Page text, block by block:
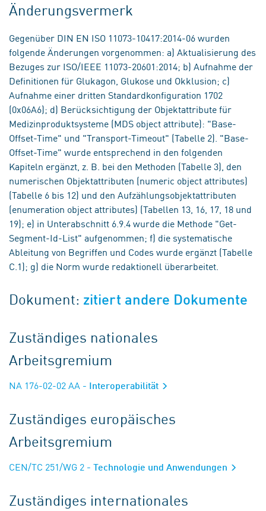
Änderungsvermerk
Gegenüber DIN EN ISO 11073-10417:2014-06 wurden
folgende Änderungen vorgenommen: a) Aktualisierung des
Bezuges zur ISO/IEEE 11073-20601:2014; b) Aufnahme der
Definitionen für Glukagon, Glukose und Okklusion; c)
Aufnahme einer dritten Standardkonfiguration 1702
(0x06A6); d) Berücksichtigung der Objektattribute für
Medizinproduktsysteme (MDS object attribute): "Base-
Offset-Time" und "Transport-Timeout" (Tabelle 2). "Base-
Offset-Time" wurde entsprechend in den folgenden
Kapiteln ergänzt, z. B. bei den Methoden (Tabelle 3), den
numerischen Objektattributen (numeric object attributes)
(Tabelle 6 bis 12) und den Aufzählungsobjektattributen
(enumeration object attributes) (Tabellen 13, 16, 17, 18 und
19); e) in Unterabschnitt 6.9.4 wurde die Methode "Get-
Segment-Id-List" aufgenommen; f) die systematische
Ableitung von Begriffen und Codes wurde ergänzt (Tabelle
C.1); g) die Norm wurde redaktionell überarbeitet.
Dokument: zitiert andere Dokumente
Zuständiges nationales
Arbeitsgremium
NA 176-02-02 AA - Interoperabilität
Zuständiges europäisches
Arbeitsgremium
CEN/TC 251/WG 2 - Technologie und Anwendungen
Zuständiges internationales